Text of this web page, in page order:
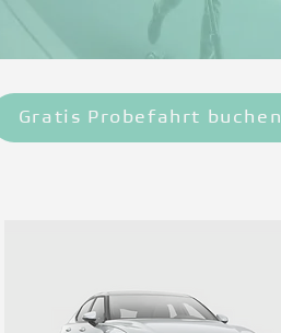
Gratis Probefahrt buchen